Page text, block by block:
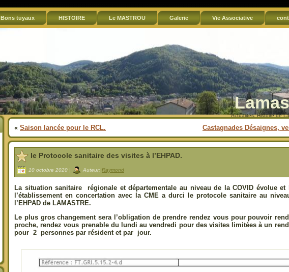
Bons tuyaux HISTOIRE Le MASTROU Galerie Vie Associative
Actualités, Histoire de
« Saison lancée pour le RCL. Castagnades Désaignes,
le Protocole sanitaire des visites à l’EHPAD.
10 octobre 2020 | Auteur: Raymond
La situation sanitaire régionale et départementale au niveau de la COVID évolue
l’établissement en concertation avec la CME a durci le protocole sanitaire au
l’EHPAD de LAMASTRE.
Le plus gros changement sera l’obligation de prendre rendez vous pour pouvoir
proche, rendez vous prenable du lundi au vendredi pour des visites limitées à un
pour 2 personnes par résident et par jour.